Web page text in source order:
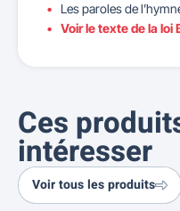
Les paroles de
Voir le texte de la loi
Ces
intéresser
Voir tous les produits